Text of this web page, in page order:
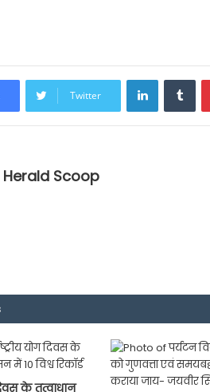
Twitter
LinkedIn
Herald Scoop
के तत्वाधान